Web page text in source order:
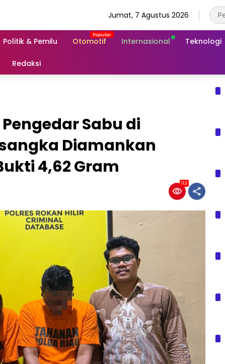
Jumat, 7 Agustus 2026
Politik & Pemilu Otomotif Internasional Teknologi
Redaksi
Sabu di
Diamankan
4,62 Gram
113